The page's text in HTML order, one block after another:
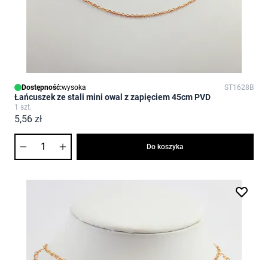
Dostępność:wysoka ST1628B
Łańcuszek ze stali mini owal z zapięciem 45cm PVD
1 szt.
5,56 zł
Do koszyka